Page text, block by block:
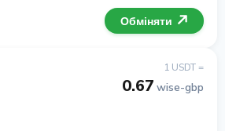
Обміняти
1 USDT =
0.67 wise-gbp